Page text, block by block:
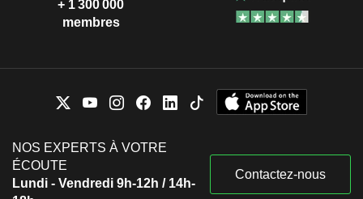
+ 1 300 000
membres
NOS EXPERTS À VOTRE
ÉCOUTE
Lundi - Vendredi 9h-12h / 14h-
Contactez-nous